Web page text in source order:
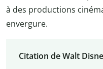
à des productions
envergure.
Citation de Walt